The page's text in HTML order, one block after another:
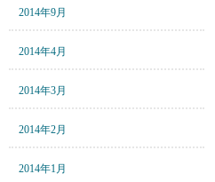
2014年9月
2014年4月
2014年3月
2014年2月
2014年1月